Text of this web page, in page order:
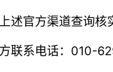
述官方渠道查询核
联系电话：010-